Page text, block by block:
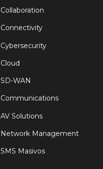
Collaboration
Connectivity
Cybersecurity
Cloud
SD-WAN
Communications
AV Solutions
Network Management
SMS Masivos